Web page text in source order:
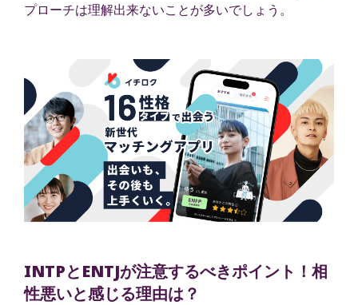
プローチは理解出来ないことが多いでしょう。
INTPとENTJが注意するべきポイント！相
性悪いと感じる理由は？